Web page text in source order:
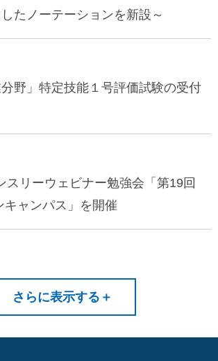
たノーテーションを新設～
分野」特定技能１号評価試験の受付
スリーウェビナー勉強会「第19回
キャンパス」を開催
さらに表示する ＋